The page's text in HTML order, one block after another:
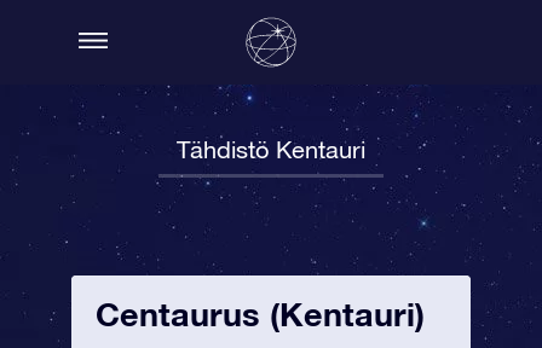
Tähdistö Kentauri
Centaurus (Kentauri)